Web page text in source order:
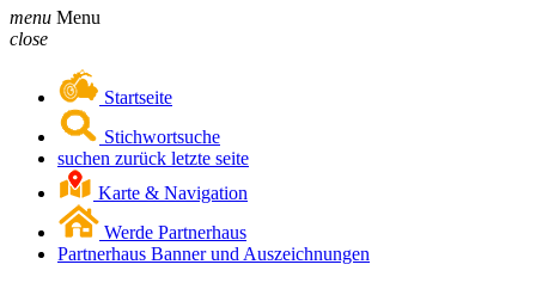
menu Menu
close
Startseite
Stichwortsuche
suchen zurück letzte seite
Karte & Navigation
Werde Partnerhaus
Partnerhaus Banner und Auszeichnungen